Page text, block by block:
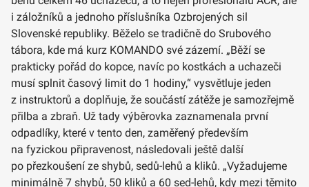
i záložníků a jednoho příslušníka Ozbrojených sil
Slovenské republiky. Běželo se tradičně do Srubového
tábora, kde má kurz KOMANDO své zázemí. „Běží se
prakticky pořád do kopce, navíc po kostkách a uchazeči
musí splnit časový limit do 1 hodiny,“ vysvětluje jeden
z instruktorů a doplňuje, že součástí zátěže je samozřejmě
přilba a zbraň. Už tady výběrovka zaznamenala první
odpadlíky, které v tento den, zaměřený především
na fyzickou připravenost, následovali ještě další
po přezkoušení ze shybů, sedů-lehů a kliků. „Vyžadujeme
minimálně 7 shybů, 50 kliků a 60 sed-lehů, kdy mezi těmito